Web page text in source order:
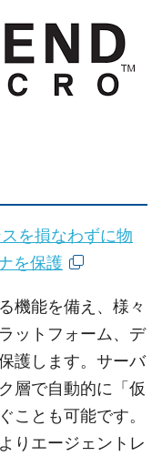
を損なわずに物
を保護
機能を備え、様々
ットフォーム、デ
護します。サーバ
層で自動的に「仮
ことも可能です。
りエージェントレ